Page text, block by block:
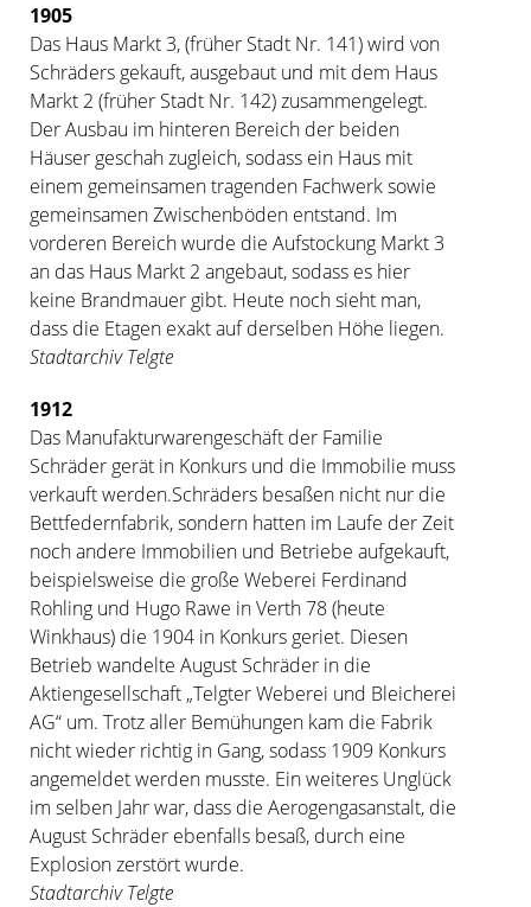
1905
Das Haus Markt 3, (früher Stadt Nr. 141) wird von
Schräders gekauft, ausgebaut und mit dem Haus
Markt 2 (früher Stadt Nr. 142) zusammengelegt.
Der Ausbau im hinteren Bereich der beiden
Häuser geschah zugleich, sodass ein Haus mit
einem gemeinsamen tragenden Fachwerk sowie
gemeinsamen Zwischenböden entstand. Im
vorderen Bereich wurde die Aufstockung Markt 3
an das Haus Markt 2 angebaut, sodass es hier
keine Brandmauer gibt. Heute noch sieht man,
dass die Etagen exakt auf derselben Höhe liegen.
Stadtarchiv Telgte
1912
Das Manufakturwarengeschäft der Familie
Schräder gerät in Konkurs und die Immobilie muss
verkauft werden.Schräders besaßen nicht nur die
Bettfedernfabrik, sondern hatten im Laufe der Zeit
noch andere Immobilien und Betriebe aufgekauft,
beispielsweise die große Weberei Ferdinand
Rohling und Hugo Rawe in Verth 78 (heute
Winkhaus) die 1904 in Konkurs geriet. Diesen
Betrieb wandelte August Schräder in die
Aktiengesellschaft „Telgter Weberei und Bleicherei
AG“ um. Trotz aller Bemühungen kam die Fabrik
nicht wieder richtig in Gang, sodass 1909 Konkurs
angemeldet werden musste. Ein weiteres Unglück
im selben Jahr war, dass die Aerogengasanstalt, die
August Schräder ebenfalls besaß, durch eine
Explosion zerstört wurde.
Stadtarchiv Telgte